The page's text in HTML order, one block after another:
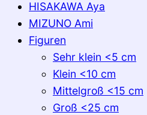
HISAKAWA Aya
MIZUNO Ami
Figuren
Sehr klein <5 cm
Klein <10 cm
Mittelgroß <15 cm
Groß <25 cm